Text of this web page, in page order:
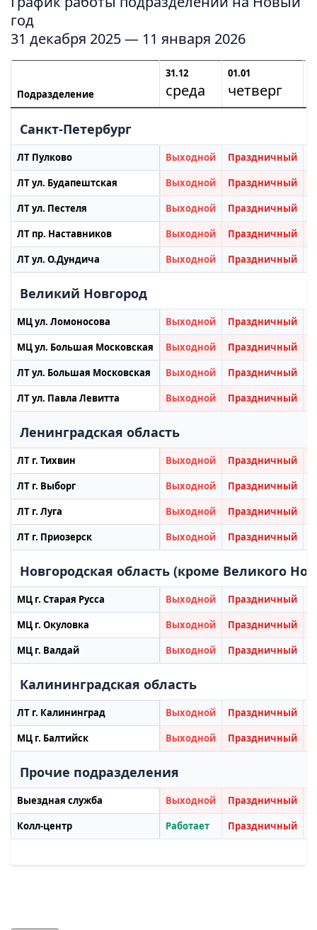
год
31 декабря 2025 — 11 января 2026
Подразделение
31.12
среда
01.01
четверг
Санкт-Петербург
ЛТ Пулково Выходной Праздничный
ЛТ ул. Будапештская
Выходной Праздничный
ЛТ ул. Пестеля
Выходной Праздничный
ЛТ пр. Наставников
Выходной Праздничный
ЛТ ул. О.Дундича
Выходной Праздничный
Великий Новгород
МЦ ул. Ломоносова Выходной Праздничный
МЦ ул. Большая Московская
Выходной Праздничный
ЛТ ул. Большая Московская
Выходной Праздничный
ЛТ ул. Павла Левитта
Выходной Праздничный
Ленинградская область
ЛТ г. Тихвин Выходной Праздничный
ЛТ г. Выборг
Выходной Праздничный
ЛТ г. Луга
Выходной Праздничный
ЛТ г. Приозерск
Выходной Праздничный
Новгородская область (кроме Великого
МЦ г. Старая Русса Выходной Праздничный
МЦ г. Окуловка
Выходной Праздничный
МЦ г. Валдай
Выходной Праздничный
Калининградская область
ЛТ г. Калининград Выходной Праздничный
МЦ г. Балтийск
Выходной Праздничный
Прочие подразделения
Выездная служба Выходной Праздничный
Колл-центр
Работает Праздничный